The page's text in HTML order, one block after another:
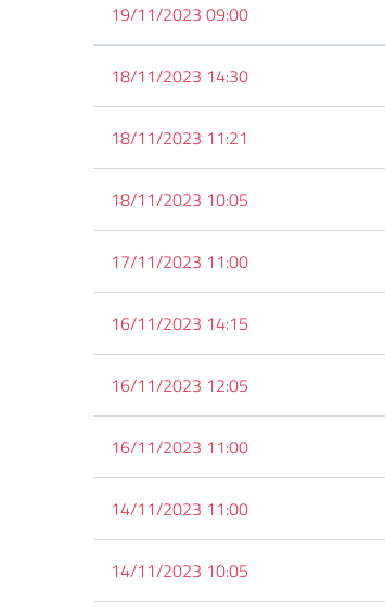
19/11/2023 09:00
18/11/2023 14:30
18/11/2023 11:21
18/11/2023 10:05
17/11/2023 11:00
16/11/2023 14:15
16/11/2023 12:05
16/11/2023 11:00
14/11/2023 11:00
14/11/2023 10:05